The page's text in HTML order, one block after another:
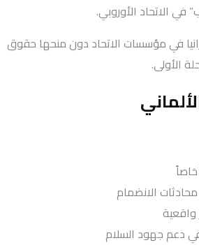
في الاتحاد الأوروبي.
في مؤسسات الاتحاد دون منحها حقوق
الأولى.
الانضمام
واقعية
دعم جهود السلام